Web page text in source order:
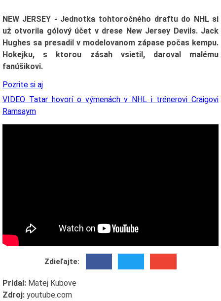
NEW JERSEY - Jednotka tohtoročného draftu do NHL si
už otvorila gólový účet v drese New Jersey Devils. Jack
Hughes sa presadil v modelovanom zápase počas kempu.
Hokejku, s ktorou zásah vsietil, daroval malému
fanúšikovi.
Pozrite si aj
VIDEO Tatar hovorí o výmenách v NHL i trénerovi Craigovi
Ramsaym
Zdieľajte:
Pridal: Matej Kubove
Zdroj: youtube.com